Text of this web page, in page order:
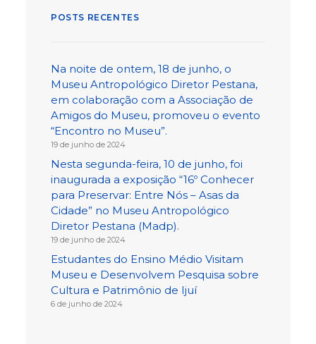
POSTS RECENTES
Na noite de ontem, 18 de junho, o
Museu Antropológico Diretor Pestana,
em colaboração com a Associação de
Amigos do Museu, promoveu o evento
“Encontro no Museu”.
19 de junho de 2024
Nesta segunda-feira, 10 de junho, foi
inaugurada a exposição “16º Conhecer
para Preservar: Entre Nós – Asas da
Cidade” no Museu Antropológico
Diretor Pestana (Madp).
19 de junho de 2024
Estudantes do Ensino Médio Visitam
Museu e Desenvolvem Pesquisa sobre
Cultura e Patrimônio de Ijuí
6 de junho de 2024